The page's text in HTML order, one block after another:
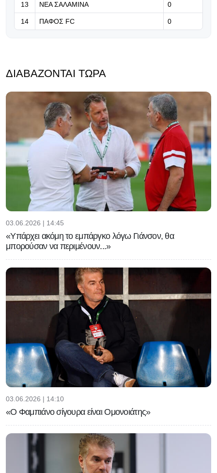
13 ΝΕΑ ΣΑΛΑΜΙΝΑ 0
14 ΠΑΦΟΣ FC 0
ΔΙΑΒΆΖΟΝΤΑΙ ΤΏΡΑ
03.06.2026 | 14:45
«Υπάρχει ακόμη το εμπάργκο λόγω Γιάνσον, θα
μπορούσαν να περιμένουν...»
03.06.2026 | 14:10
«Ο Φαμπιάνο σίγουρα είναι Ομονοιάτης»